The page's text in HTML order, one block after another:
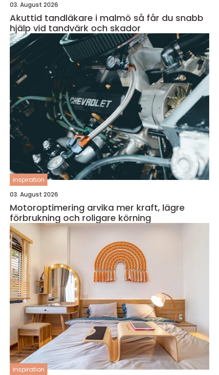
03. August 2026
Akuttid tandläkare i malmö så får du snabb
hjälp vid tandvärk och skador
inspiration
03. August 2026
Motoroptimering arvika mer kraft, lägre
förbrukning och roligare körning
inspiration